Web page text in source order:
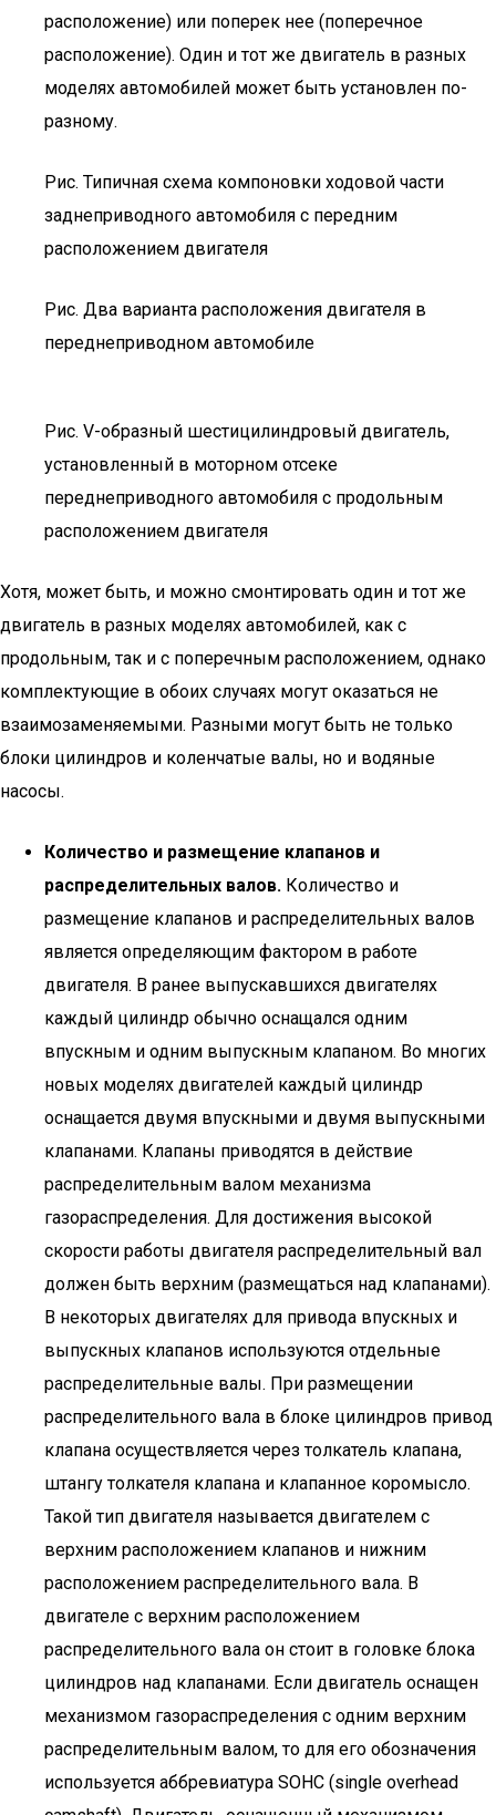
расположение) или поперек нее (поперечное
расположение). Один и тот же двигатель в разных
моделях автомобилей может быть установлен по-
разному.
Рис. Типичная схема компоновки ходовой части
заднеприводного автомобиля с передним
расположением двигателя
Рис. Два варианта расположения двигателя в
переднеприводном автомобиле
Рис. V-образный шестицилиндровый двигатель,
установленный в моторном отсеке
переднеприводного автомобиля с продольным
расположением двигателя
Хотя, может быть, и можно смонтировать один и тот же
двигатель в разных моделях автомобилей, как с
продольным, так и с поперечным расположением, однако
комплектующие в обоих случаях могут оказаться не
взаимозаменяемыми. Разными могут быть не только
блоки цилиндров и коленчатые валы, но и водяные
насосы.
Количество и размещение клапанов и
распределительных валов. Количество и
размещение клапанов и распределительных валов
является определяющим фактором в работе
двигателя. В ранее выпускавшихся двигателях
каждый цилиндр обычно оснащался одним
впускным и одним выпускным клапаном. Во многих
новых моделях двигателей каждый цилиндр
оснащается двумя впускными и двумя выпускными
клапанами. Клапаны приводятся в действие
распределительным валом механизма
газораспределения. Для достижения высокой
скорости работы двигателя распределительный вал
должен быть верхним (размещаться над клапанами).
В некоторых двигателях для привода впускных и
выпускных клапанов используются отдельные
распределительные валы. При размещении
распределительного вала в блоке цилиндров привод
клапана осуществляется через толкатель клапана,
штангу толкателя клапана и клапанное коромысло.
Такой тип двигателя называется двигателем с
верхним расположением клапанов и нижним
расположением распределительного вала. В
двигателе с верхним расположением
распределительного вала он стоит в головке блока
цилиндров над клапанами. Если двигатель оснащен
механизмом газораспределения с одним верхним
распределительным валом, то для его обозначения
используется аббревиатура SOHC (single overhead